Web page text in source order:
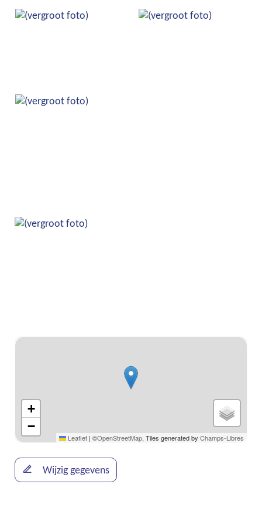
Stratenplan
+
−
Leaflet | ©OpenStreetMap, Tiles generated by Champs-Libres
Wijzig gegevens